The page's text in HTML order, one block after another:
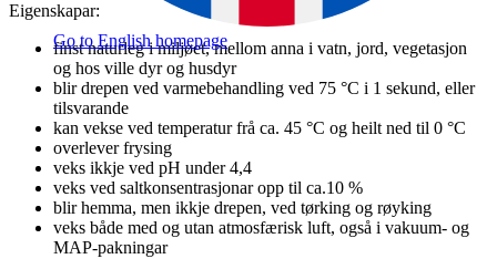
Go to English homepage
Eigenskapar:
finst naturleg i miljøet, mellom anna i vatn, jord, vegetasjon
og hos ville dyr og husdyr
blir drepen ved varmebehandling ved 75 °C i 1 sekund, eller
tilsvarande
kan vekse ved temperatur frå ca. 45 °C og heilt ned til 0 °C
overlever frysing
veks ikkje ved pH under 4,4
veks ved saltkonsentrasjonar opp til ca.10 %
blir hemma, men ikkje drepen, ved tørking og røyking
veks både med og utan atmosfærisk luft, også i vakuum- og
MAP-pakningar